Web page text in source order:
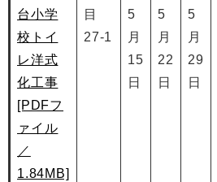
台小学
校トイ
レ洋式
化工事
[PDFフ
ァイル
／
1.84MB]
目
27-1
5
月
15
日
5
月
22
日
5
月
29
日